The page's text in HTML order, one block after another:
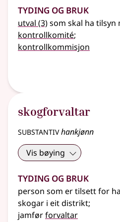
Tyding og bruk
utval (3)som skal ha tilsyn
kontrollkomité;
kontrollkommisjon
skogforvaltar
substantivhankjønn
Vis bøying
Tyding og bruk
person som er tilsett for
skogar i eit distrikt;
jamførforvaltar